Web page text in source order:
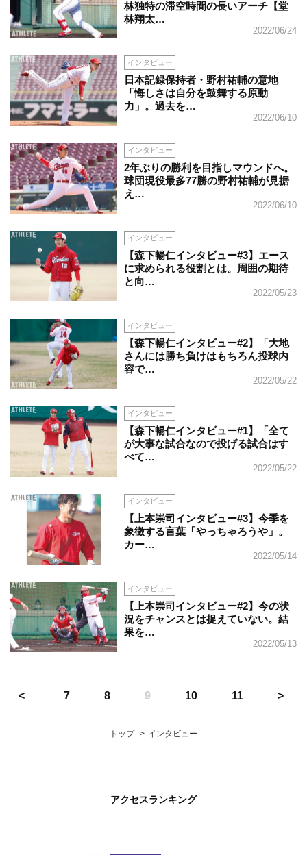
林独特の滞空時間の長いアーチ【堂
林翔太…
2022/06/24
インタビュー
日本記録保持者・野村祐輔の意地
「悔しさは自分を鼓舞する原動
力」。過去を…
2022/06/10
インタビュー
2年ぶりの勝利を目指しマウンドへ。
球団現役最多77勝の野村祐輔が見据
え…
2022/06/10
インタビュー
【森下暢仁インタビュー#3】エース
に求められる役割とは。周囲の期待
と向…
2022/05/23
インタビュー
【森下暢仁インタビュー#2】「大地
さんには勝ち負けはもちろん投球内
容で…
2022/05/22
インタビュー
【森下暢仁インタビュー#1】「全て
が大事な試合なので投げる試合はす
べて…
2022/05/22
インタビュー
【上本崇司インタビュー#3】今季を
象徴する言葉「やっちゃろうや」。
カー…
2022/05/14
インタビュー
【上本崇司インタビュー#2】今の状
況をチャンスとは捉えていない。結
果を…
2022/05/13
7 8 9 10 11
トップ インタビュー
アクセスランキング